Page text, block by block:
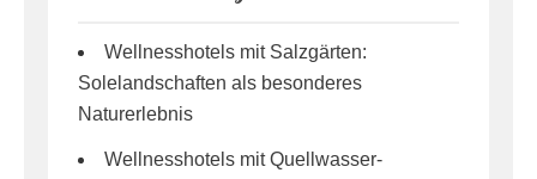
Wellnesshotels mit Salzgärten:
Solelandschaften als besonderes
Naturerlebnis
Wellnesshotels mit Quellwasser-